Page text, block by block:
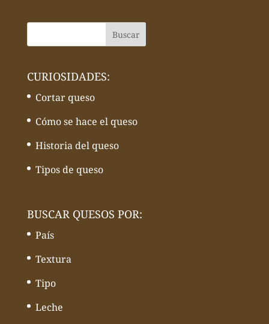
CURIOSIDADES:
Cortar queso
Cómo se hace el queso
Historia del queso
Tipos de queso
BUSCAR QUESOS POR:
País
Textura
Tipo
Leche